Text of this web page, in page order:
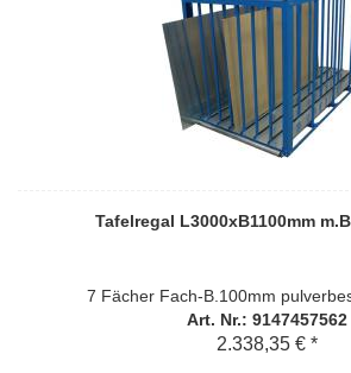
Tafelregal L3000xB1100mm
7 Fächer Fach-B.100mm
Art. Nr.: 9147457562
2.338,35 € *